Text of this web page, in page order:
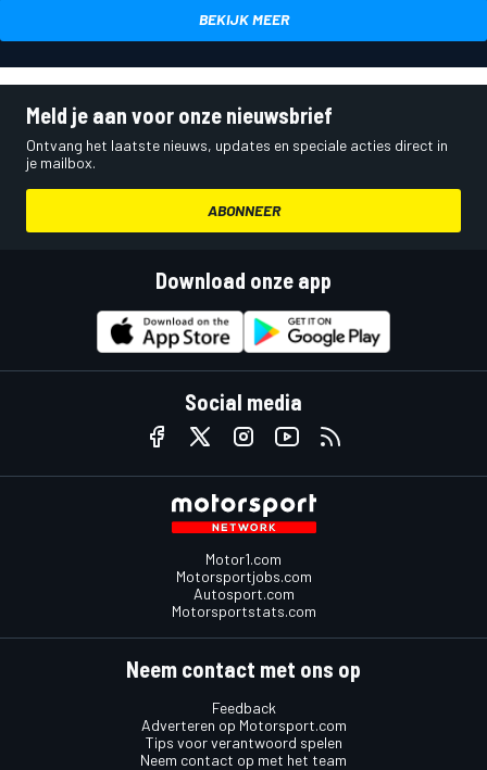
BEKIJK MEER
Meld je aan voor onze nieuwsbrief
Ontvang het laatste nieuws, updates en speciale acties direct in
je mailbox.
ABONNEER
Download onze app
Social media
Motor1.com
Motorsportjobs.com
Autosport.com
Motorsportstats.com
Neem contact met ons op
Feedback
Adverteren op Motorsport.com
Tips voor verantwoord spelen
Neem contact op met het team